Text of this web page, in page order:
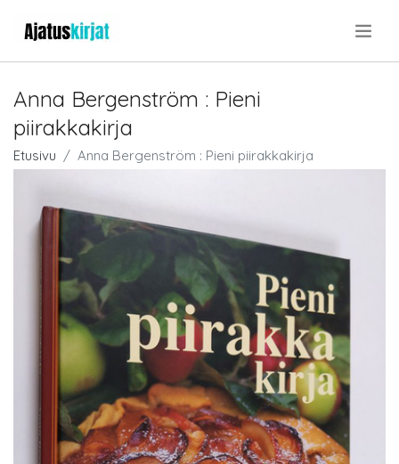
Anna Bergenström : Pieni
piirakkakirja
Etusivu Anna Bergenström : Pieni piirakkakirja